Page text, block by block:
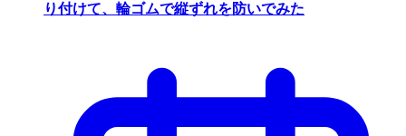
り付けて、輪ゴムで縦ずれを防いでみた